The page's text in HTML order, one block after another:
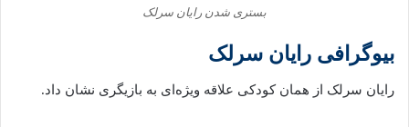
بستری شدن رایان سرلک
بیوگرافی رایان سرلک
رایان سرلک از همان کودکی علاقه ویژه‌ای به بازیگری نشان داد.